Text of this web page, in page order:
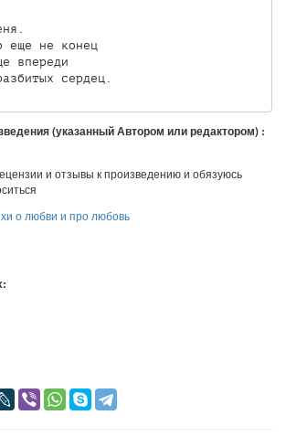
еще не конец
впереди
сердец.
(указанный Автором или редактором) :
и отзывы к произведению и обязуюсь
о любви и про любовь